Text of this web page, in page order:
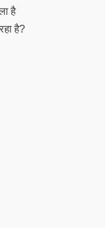
है
है?